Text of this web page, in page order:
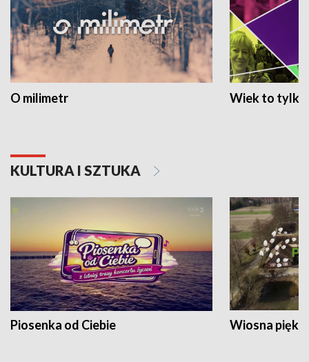
O milimetr Wiek to tylko
KULTURA I SZTUKA
Piosenka od Ciebie Wiosna